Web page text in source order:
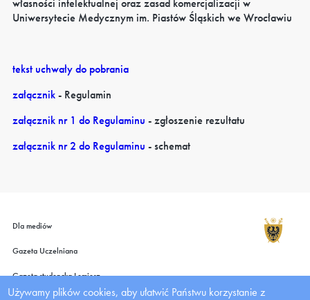
Uniwersytecie Medycznym im. Piastów Śląskich we Wrocławiu
tekst uchwały do pobrania
załącznik- Regulamin
załącznik nr 1 do Regulaminu - zgłoszenie rezultatu
załącznik nr 2 do Regulaminu - schemat
Dla mediów
Gazeta Uczelniana
Gazeta studencka Lemiesz
Używamy plików cookies, aby ułatwić Państwu korzystanie z